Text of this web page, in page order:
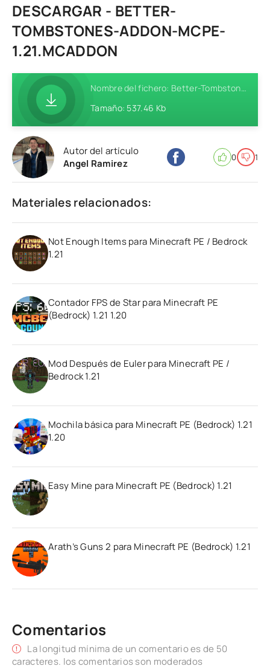
DESCARGAR - BETTER-
TOMBSTONES-ADDON-MCPE-
1.21.MCADDON
Nombre del fichero: Better-Tombstones-Addon-MCPE-1.21.mcaddon
Tamaño: 537.46 Kb
Autor del artículo
Angel Ramirez
0 1
Materiales relacionados:
Not Enough Items para Minecraft PE / Bedrock
1.21
Contador FPS de Star para Minecraft PE
(Bedrock) 1.21 1.20
Mod Después de Euler para Minecraft PE /
Bedrock 1.21
Mochila básica para Minecraft PE (Bedrock) 1.21
1.20
Easy Mine para Minecraft PE (Bedrock) 1.21
Arath’s Guns 2 para Minecraft PE (Bedrock) 1.21
Comentarios
La longitud mínima de un comentario es de 50
caracteres. los comentarios son moderados